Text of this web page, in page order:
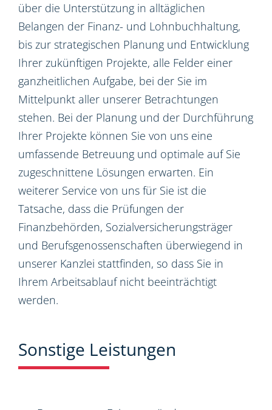
über die Unterstützung in alltäglichen
Belangen der Finanz- und Lohnbuchhaltung,
bis zur strategischen Planung und Entwicklung
Ihrer zukünftigen Projekte, alle Felder einer
ganzheitlichen Aufgabe, bei der Sie im
Mittelpunkt aller unserer Betrachtungen
stehen. Bei der Planung und der Durchführung
Ihrer Projekte können Sie von uns eine
umfassende Betreuung und optimale auf Sie
zugeschnittene Lösungen erwarten. Ein
weiterer Service von uns für Sie ist die
Tatsache, dass die Prüfungen der
Finanzbehörden, Sozialversicherungsträger
und Berufsgenossenschaften überwiegend in
unserer Kanzlei stattfinden, so dass Sie in
Ihrem Arbeitsablauf nicht beeinträchtigt
werden.
Sonstige Leistungen